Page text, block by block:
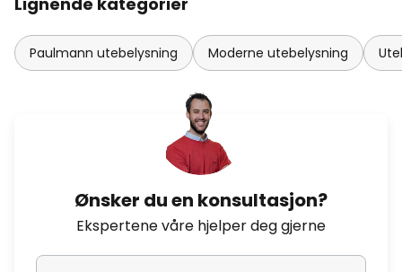
Paulmann utebelysning Moderne utebelysning
Ønsker du en konsultasjon?
Ekspertene våre hjelper deg gjerne